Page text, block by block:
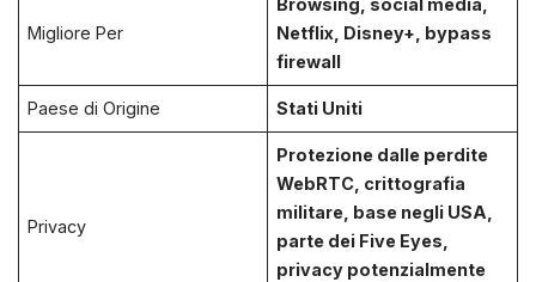
Migliore Per
Browsing, social media,
Netflix, Disney+, bypass
firewall
Paese di Origine Stati Uniti
Privacy
Protezione dalle perdite
WebRTC, crittografia
militare, base negli USA,
parte dei Five Eyes,
privacy potenzialmente